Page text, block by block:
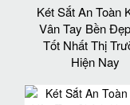
Két Sắt An Toàn
Vân Tay Bền
Tốt Nhất Thị
Hiện Nay